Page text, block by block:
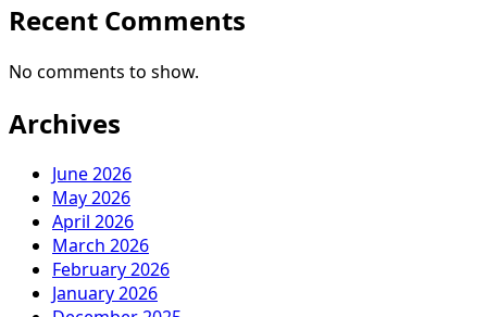
Recent Comments
No comments to show.
Archives
June 2026
May 2026
April 2026
March 2026
February 2026
January 2026